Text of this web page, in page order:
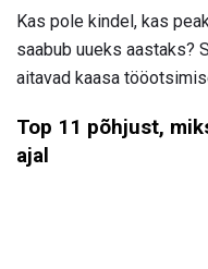
Kas pole kindel, kas
saabub uueks aastaks?
aitavad kaasa
Top 11 põhjust,
ajal